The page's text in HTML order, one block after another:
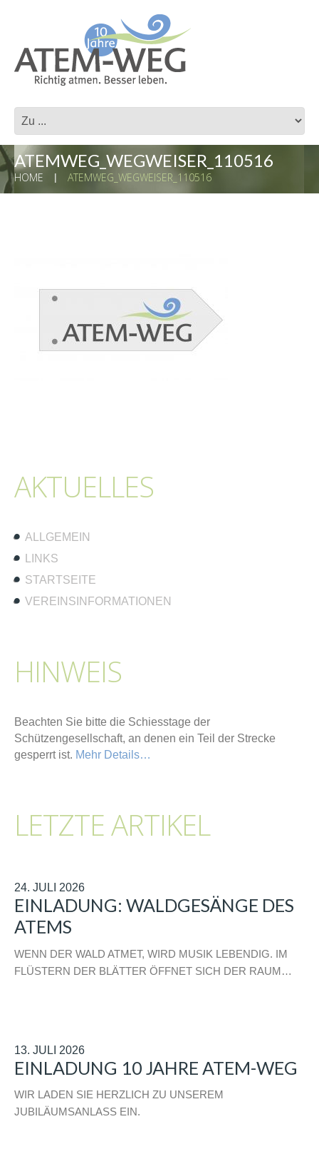
ATEMWEG_WEGWEISER_110516
HOME ATEMWEG_WEGWEISER_110516
AKTUELLES
ALLGEMEIN
LINKS
STARTSEITE
VEREINSINFORMATIONEN
HINWEIS
Beachten Sie bitte die Schiesstage der
Schützengesellschaft, an denen ein Teil der Strecke
gesperrt ist. Mehr Details…
LETZTE ARTIKEL
24. JULI 2026
EINLADUNG: WALDGESÄNGE DES
ATEMS
WENN DER WALD ATMET, WIRD MUSIK LEBENDIG. IM
FLÜSTERN DER BLÄTTER ÖFFNET SICH DER RAUM…
13. JULI 2026
EINLADUNG 10 JAHRE ATEM-WEG
WIR LADEN SIE HERZLICH ZU UNSEREM
JUBILÄUMSANLASS EIN.